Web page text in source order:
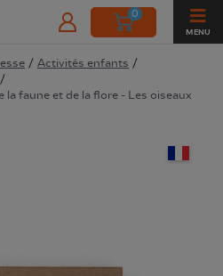
0
MENU
/ Activités enfants /
/
la faune et de la flore - Les oiseaux